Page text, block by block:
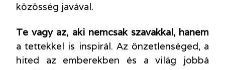
közösség javával.
Te vagy az, aki nemcsak szavakkal, hanem
a tettekkel is inspirál. Az önzetlenséged, a
hited az emberekben és a világ jobbá